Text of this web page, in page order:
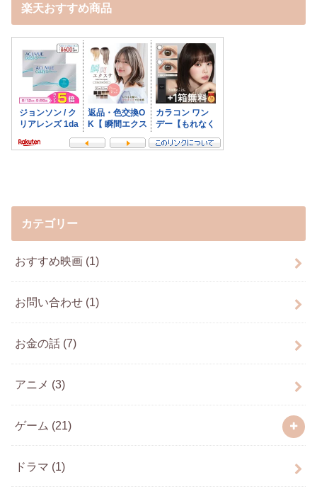
楽天おすすめ商品
カテゴリー
おすすめ映画 (1)
お問い合わせ (1)
お金の話 (7)
アニメ (3)
ゲーム (21)
ドラマ (1)